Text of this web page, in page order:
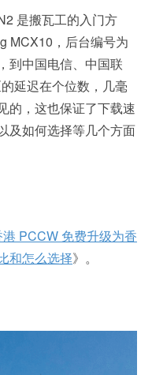
是搬瓦工的入门方
MCX10，后台编号为
到中国电信、中国联
延迟在个位数，几毫
的，这也保证了下载速
及如何选择等几个方面
PCCW 免费升级为香
和怎么选择》。